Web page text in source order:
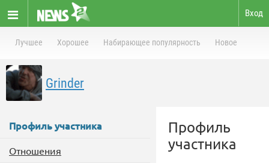
Вход
Лучшее Хорошее Набирающее популярность Новое
Grinder
Профиль участника
Отношения
Профиль
участника